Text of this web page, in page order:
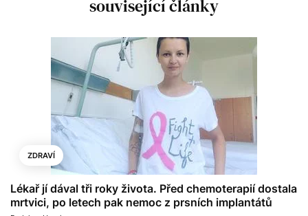
související články
ZDRAVÍ
Lékař jí dával tři roky života. Před chemoterapií dostala
mrtvici, po letech pak nemoc z prsních implantátů